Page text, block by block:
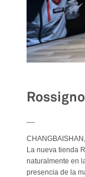
La nueva tienda
naturalmente en
presencia de la